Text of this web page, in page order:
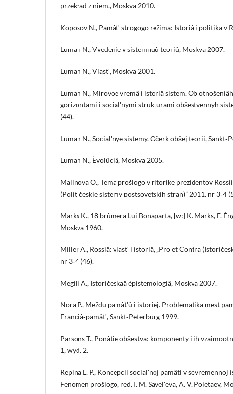
przekład z niem., Moskva 2010.
Koposov N., Pamâtʹ strogogo režima: Istoriâ i politika v
Luman N., Vvedenie v sistemnuû teoriû, Moskva 2007.
Luman N., Vlastʹ, Moskva 2001.
Luman N., Mirovoe vremâ i istoriâ sistem. Ob
gorizontami i socialʹnymi strukturami obŝestvennyh
(44).
Luman N., Socialʹnye sistemy. Očerk obŝej teorii,
Luman N., Èvolûciâ, Moskva 2005.
Malinova O., Tema prošlogo v ritorike prezidentov
(Političeskie sistemy postsovetskih stran)” 2011, nr 3‑4
Marks K., 18 brûmera Lui Bonaparta, [w:] K. Marks, F.
Moskva 1960.
Miller A., Rossiâ: vlastʹ i istoriâ, „Pro et Contra
nr 3‑4 (46).
Megill A., Istoričeskaâ èpistemologiâ, Moskva 2007.
Nora P., Meždu pamâtʹû i istoriej. Problematika mest
Franciâ‑pamâtʹ, Sankt‑Peterburg 1999.
Parsons T., Ponâtie obŝestva: komponenty i ih
1, wyd. 2.
Repina L. P., Koncepcii socialʹnoj pamâti v
Fenomen prošlogo, red. I. M. Savelʹeva, A. V. Poletaev,